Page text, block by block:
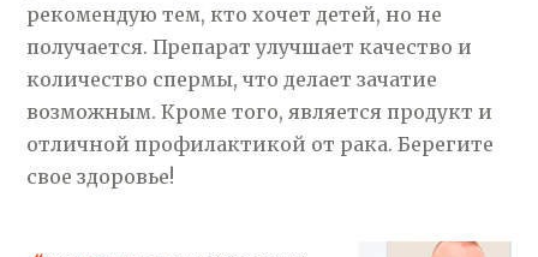
рекомендую тем, кто хочет детей, но не
получается. Препарат улучшает качество и
количество спермы, что делает зачатие
возможным. Кроме того, является продукт и
отличной профилактикой от рака. Берегите
свое здоровье!